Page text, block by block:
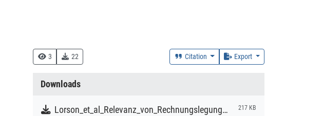
3 22 Citation Export
Downloads
Lorson_et_al_Relevanz_von_Rechnungslegungsempfehlungen_des_Deutschen_Rechnungslegungs_Standards_Committee.pdf 217 KB